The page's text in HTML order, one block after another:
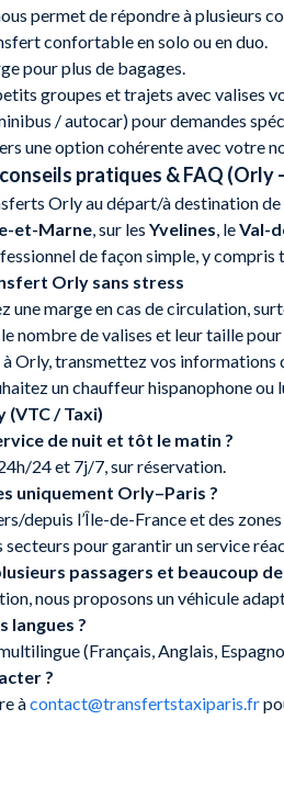
permet de répondre à plusieurs
confortable en solo ou en duo.
pour plus de bagages.
groupes et trajets avec valises
/ autocar) pour demandes
une option cohérente avec votre
pratiques & FAQ (Orly
Orly au départ/à destination
et-Marne , sur les Yvelines , leVal-
de façon simple, y compris
Orly sans stress
une marge en cas de circulation,
nombre de valises et leur taille
à Orly, transmettez vos
un chauffeur hispanophone ou
(VTC / Taxi)
de nuit et tôt le matin ?
24 et 7j/7, sur réservation.
uniquement Orly–Paris ?
depuis l’Île-de-France et des
secteurs pour garantir un service
passagers et beaucoup de
nous proposons un véhicule
langues ?
(Français, Anglais,
?
àcontact@transfertstaxiparis.fr